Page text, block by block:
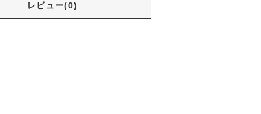
レビュー(0)